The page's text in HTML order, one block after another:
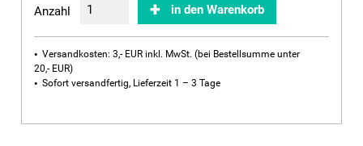
Anzahl in den Warenkorb
Versandkosten: 3,- EUR inkl. MwSt. (bei Bestellsumme unter
20,- EUR)
Sofort versandfertig, Lieferzeit 1 – 3 Tage